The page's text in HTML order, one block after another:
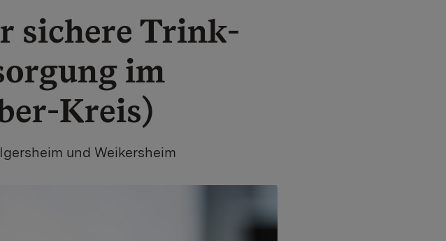
sichere Trink-
im
Kreis)
und Weikersheim